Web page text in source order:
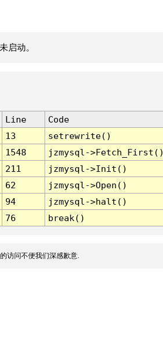
启动。
Line
Code
13
setrewrite()
1548
jzmysql-
211
jzmysql->Init()
62
jzmysql->Open()
94
jzmysql->halt()
76 break()
访问不便我们深感歉意.